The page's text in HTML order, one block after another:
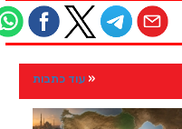
עוד כתבות